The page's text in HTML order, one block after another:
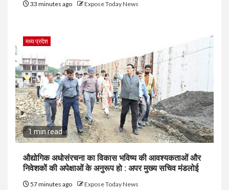
33 minutes ago Expose Today News
मध्य प्रदेश
1 min read
औद्योगिक अधोसंरचना का विकास भविष्य की आवश्यकताओं और
निवेशकों की अपेक्षाओं के अनुरूप हो : अपर मुख्य सचिव मंडलोई
57 minutes ago Expose Today News